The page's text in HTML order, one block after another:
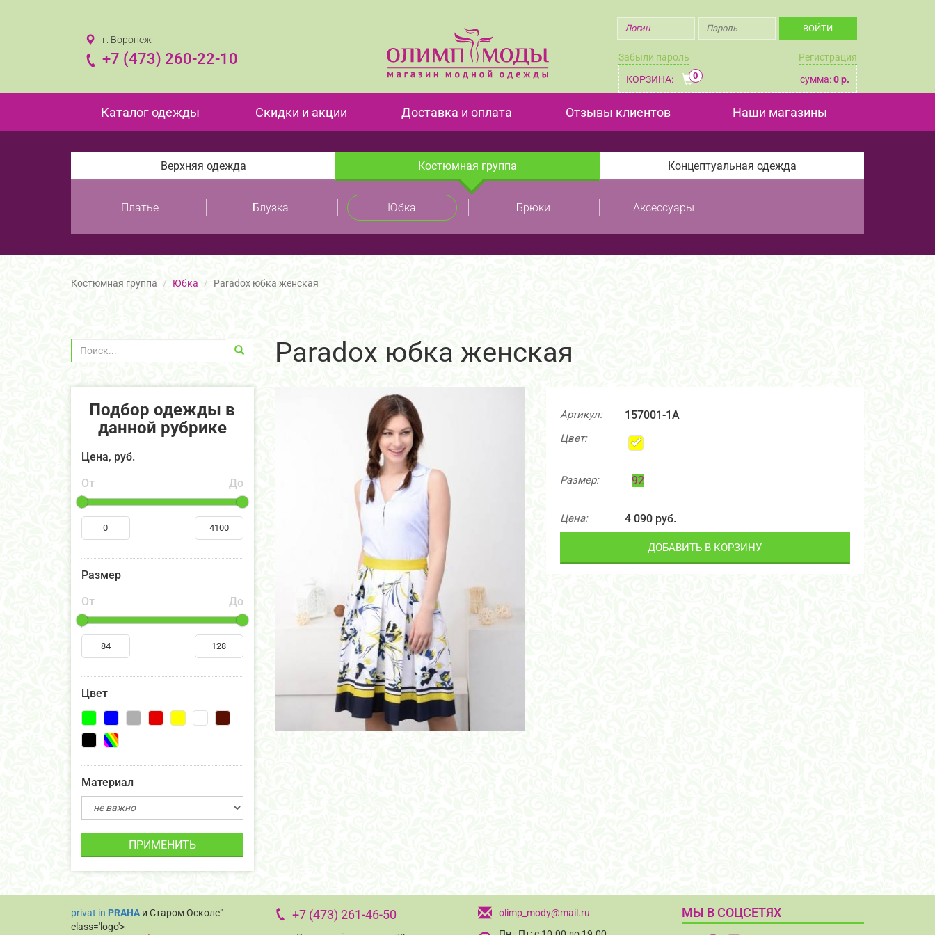
Забыли пароль Регистрация
0
КОРЗИНА: сумма:0 р.
г. Воронеж
+7 (473) 260-22-10
Каталог одежды Скидки и акции Доставка и оплата Отзывы клиентов Наши магазины
Верхняя одежда Костюмная группа Концептуальная одежда
Платье Блузка Юбка Брюки Аксессуары
Костюмная группа Юбка Paradox юбка женская
Подбор одежды в
данной рубрике
Цена, руб.
От
До
Размер
От
До
Цвет
Материал
ПРИМЕНИТЬ
Paradox юбка женская
Артикул: 157001-1А
Цвет:
Размер: 92
Цена: 4 090 руб.
ДОБАВИТЬ В КОРЗИНУ
privat in PRAHAи Старом Осколе"
class='logo'>
+7 (473) 261-46-50
olimp_mody@mail.ru
МЫ В СОЦСЕТЯХ